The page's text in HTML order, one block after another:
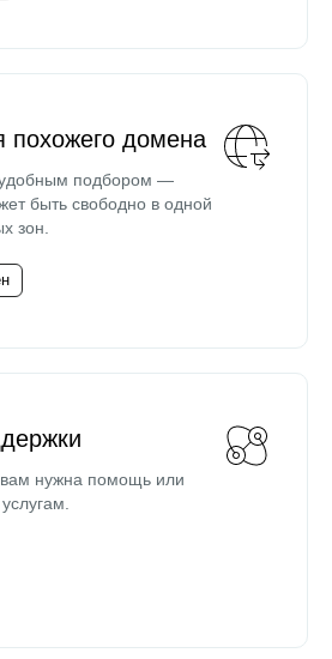
похожего домена
удобным подбором —
быть свободно в одной
зон.
нужна помощь или